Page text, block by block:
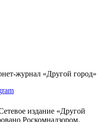
журнал «Другой город»
издание «Другой
Роскомнадзором.